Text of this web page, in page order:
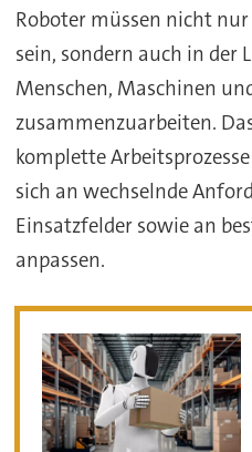
Roboter müssen nicht
sein, sondern auch in der
Menschen, Maschinen
zusammenzuarbeiten.
komplette
sich an wechselnde
Einsatzfelder sowie an
anpassen.